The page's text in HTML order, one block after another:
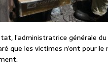
l’administratrice générale du
que les victimes n’ont pour